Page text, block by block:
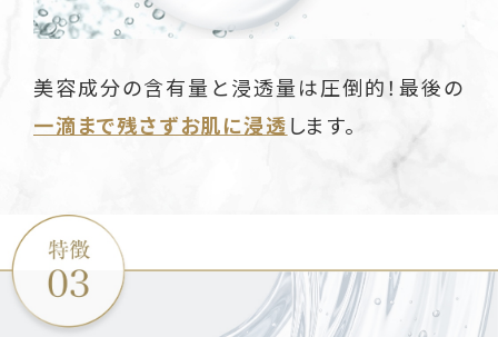
美容成分の含有量と浸透量は圧倒的！最後の
一滴まで残さずお肌に浸透 します。